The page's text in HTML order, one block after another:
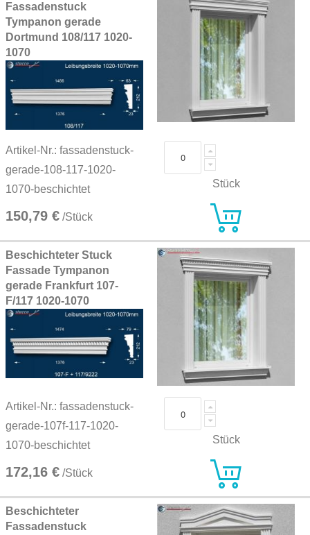
Fassadenstuck
Tympanon gerade
Dortmund 108/117 1020-
1070
Artikel-Nr.: fassadenstuck-
gerade-108-117-1020-
1070-beschichtet
150,79 € /Stück
Stück
Beschichteter Stuck
Fassade Tympanon
gerade Frankfurt 107-
F/117 1020-1070
Artikel-Nr.: fassadenstuck-
gerade-107f-117-1020-
1070-beschichtet
172,16 € /Stück
Stück
Beschichteter
Fassadenstuck